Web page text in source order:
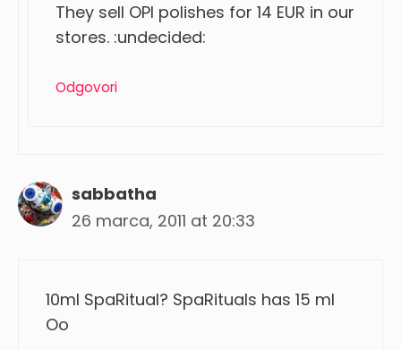
They sell OPI polishes for 14 EUR in our
stores. :undecided:
Odgovori
sabbatha
26 marca, 2011 at 20:33
10ml SpaRitual? SpaRituals has 15 ml
Oo